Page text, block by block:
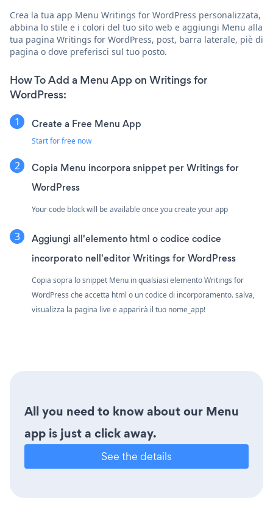
Crea la tua app Menu Writings for WordPress personalizzata,
abbina lo stile e i colori del tuo sito web e aggiungi Menu alla
tua pagina Writings for WordPress, post, barra laterale, piè di
pagina o dove preferisci sul tuo posto.
How To Add a Menu App on Writings for
WordPress:
Create a Free Menu App
Start for free now
Copia Menu incorpora snippet per Writings for
WordPress
Your code block will be available once you create your app
Aggiungi all'elemento html o codice codice
incorporato nell'editor Writings for WordPress
Copia sopra lo snippet Menu in qualsiasi elemento Writings for
WordPress che accetta html o un codice di incorporamento. salva,
visualizza la pagina live e apparirà il tuo nome_app!
All you need to know about our Menu
app is just a click away.
See the details